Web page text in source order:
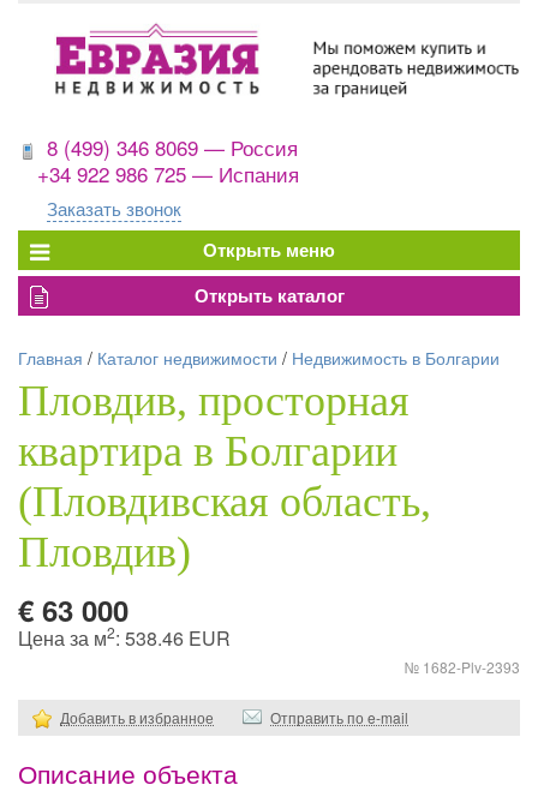
8 (499) 346 8069 — Россия
+34 922 986 725 — Испания
Заказать звонок
Главная / Каталог недвижимости / Недвижимость в Болгарии
Пловдив, просторная
квартира в Болгарии
(Пловдивская область,
Пловдив)
€ 63 000
Цена за м2: 538.46 EUR
№ 1682-Plv-2393
Добавить в избранное Отправить по e-mail
Описание объекта